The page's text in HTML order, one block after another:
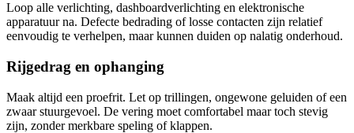
Loop alle verlichting, dashboardverlichting en elektronische
apparatuur na. Defecte bedrading of losse contacten zijn relatief
eenvoudig te verhelpen, maar kunnen duiden op nalatig onderhoud.
Rijgedrag en ophanging
Maak altijd een proefrit. Let op trillingen, ongewone geluiden of een
zwaar stuurgevoel. De vering moet comfortabel maar toch stevig
zijn, zonder merkbare speling of klappen.